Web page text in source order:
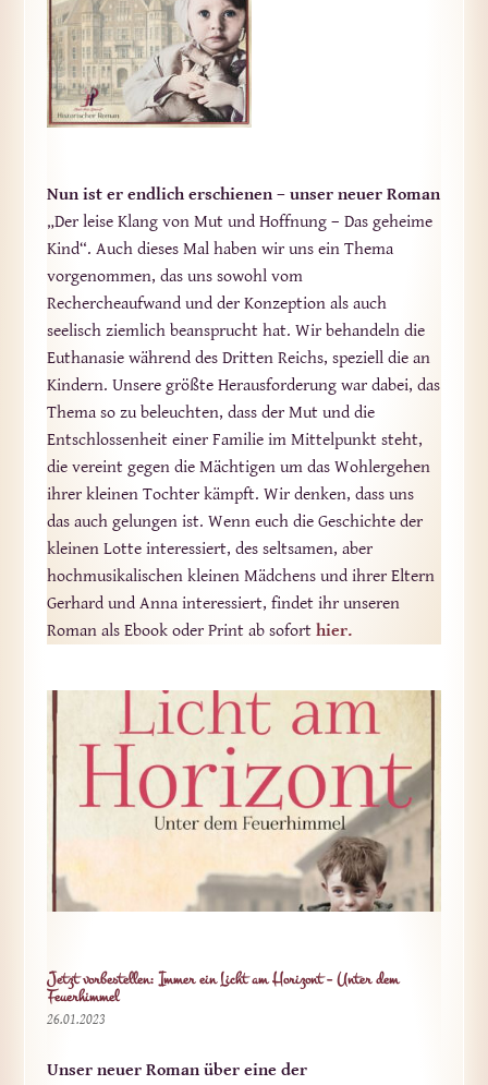
Nun ist er endlich erschienen – unser neuer Roman
„Der leise Klang von Mut und Hoffnung – Das geheime
Kind“. Auch dieses Mal haben wir uns ein Thema
vorgenommen, das uns sowohl vom
Rechercheaufwand und der Konzeption als auch
seelisch ziemlich beansprucht hat. Wir behandeln die
Euthanasie während des Dritten Reichs, speziell die an
Kindern. Unsere größte Herausforderung war dabei, das
Thema so zu beleuchten, dass der Mut und die
Entschlossenheit einer Familie im Mittelpunkt steht,
die vereint gegen die Mächtigen um das Wohlergehen
ihrer kleinen Tochter kämpft. Wir denken, dass uns
das auch gelungen ist. Wenn euch die Geschichte der
kleinen Lotte interessiert, des seltsamen, aber
hochmusikalischen kleinen Mädchens und ihrer Eltern
Gerhard und Anna interessiert, findet ihr unseren
Roman als Ebook oder Print ab soforthier.
Jetzt vorbestellen: Immer ein Licht am Horizont – Unter dem
Feuerhimmel
26.01.2023
Unser neuer Roman über eine der